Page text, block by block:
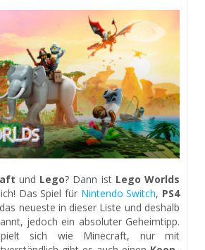
und Lego? Dann ist Lego Worlds
Das Spiel für Nintendo Switch, PS4
neueste in dieser Liste und deshalb
jedoch ein absoluter Geheimtipp.
sich wie Minecraft, nur mit